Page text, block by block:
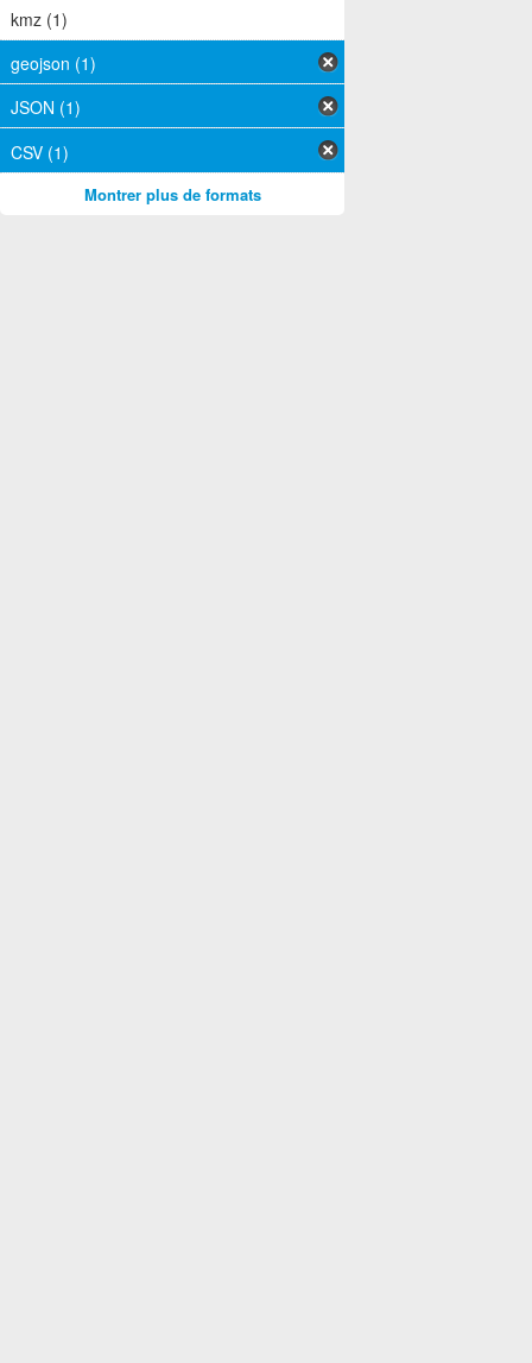
kmz (1)
geojson (1)
JSON (1)
CSV (1)
Montrer plus de formats